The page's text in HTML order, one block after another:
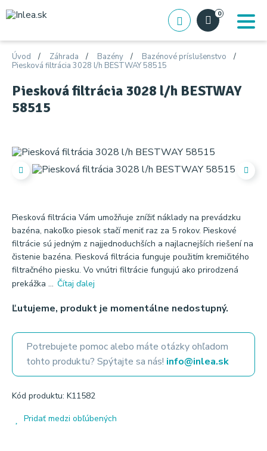
0
Úvod Záhrada Bazény
Bazénové príslušenstvo
Piesková filtrácia 3028 l/h BESTWAY 58515
Piesková filtrácia 3028 l/h BESTWAY
58515
Piesková filtrácia Vám umožňuje znížiť náklady na prevádzku
bazéna, nakoľko piesok stačí meniť raz za 5 rokov. Pieskové
filtrácie sú jedným z najjednoduchších a najlacnejších riešení na
čistenie bazéna. Piesková filtrácia funguje použitím kremičitého
filtračného piesku. Vo vnútri filtrácie fungujú ako prirodzená
prekážka ... Čítaj ďalej
Ľutujeme, produkt je momentálne nedostupný.
Potrebujete pomoc alebo máte otázky ohľadom
tohto produktu? Spýtajte sa nás! info@inlea.sk
Kód produktu: K11582
Pridať medzi obľúbených